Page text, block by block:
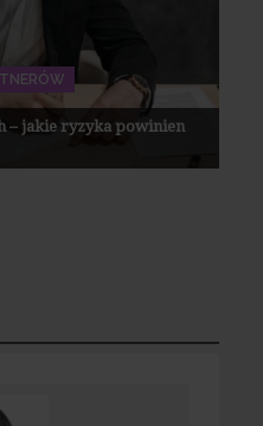
– jakie ryzyka powinien